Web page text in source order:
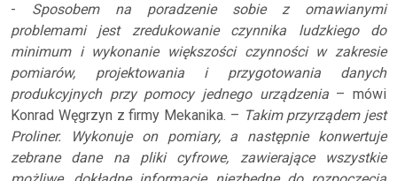
- Sposobem na poradzenie sobie z omawianymi
problemami jest zredukowanie czynnika ludzkiego do
minimum i wykonanie większości czynności w zakresie
pomiarów, projektowania i przygotowania danych
produkcyjnych przy pomocy jednego urządzenia– mówi
Konrad Węgrzyn z firmy Mekanika. – Takim przyrządem jest
Proliner. Wykonuje on pomiary, a następnie konwertuje
zebrane dane na pliki cyfrowe, zawierające wszystkie